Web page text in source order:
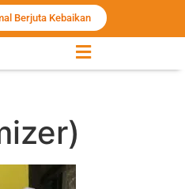
Berjuta Kebaikan